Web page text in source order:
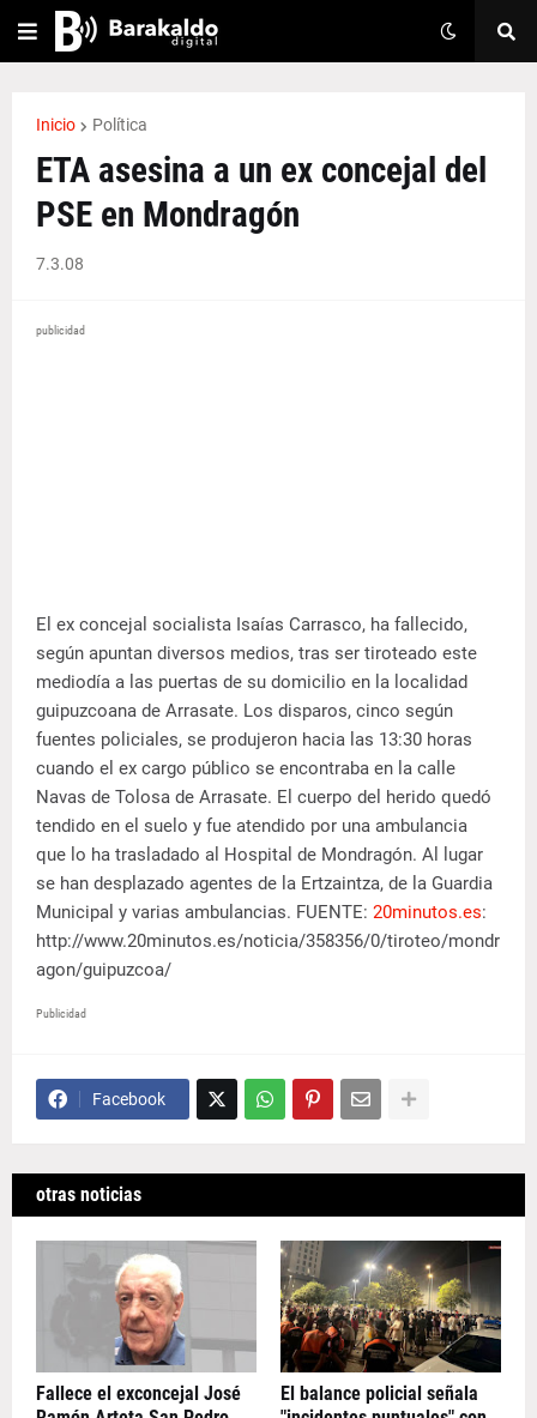
Inicio Política
ETA asesina a un ex concejal del
PSE en Mondragón
7.3.08
publicidad
El ex concejal socialista Isaías Carrasco, ha fallecido,
según apuntan diversos medios, tras ser tiroteado este
mediodía a las puertas de su domicilio en la localidad
guipuzcoana de Arrasate. Los disparos, cinco según
fuentes policiales, se produjeron hacia las 13:30 horas
cuando el ex cargo público se encontraba en la calle
Navas de Tolosa de Arrasate. El cuerpo del herido quedó
tendido en el suelo y fue atendido por una ambulancia
que lo ha trasladado al Hospital de Mondragón. Al lugar
se han desplazado agentes de la Ertzaintza, de la Guardia
Municipal y varias ambulancias. FUENTE: 20minutos.es:
http://www.20minutos.es/noticia/358356/0/tiroteo/mondr
agon/guipuzcoa/
Publicidad
Facebook
otras noticias
Fallece el exconcejal José
El balance policial señala